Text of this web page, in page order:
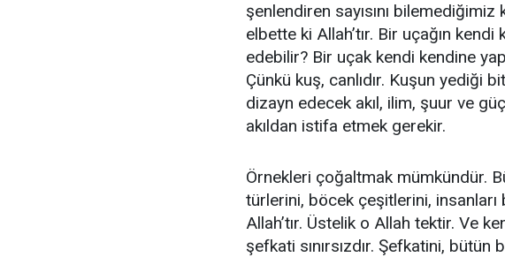
şenlendiren sayısını
elbette ki Allah’tır. Bir uçağın kendi
edebilir? Bir uçak kendi kendine
Çünkü kuş, canlıdır. Kuşun yediği
dizayn edecek akıl, ilim, şuur ve
akıldan istifa etmek gerekir.
Örnekleri çoğaltmak mümkündür.
türlerini, böcek çeşitlerini,
Allah’tır. Üstelik o Allah tektir. Ve
şefkati sınırsızdır. Şefkatini, bütün